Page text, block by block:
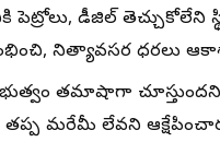
పెట్రోలు, డీజిల్ తెచ్చుకోలేని
నిత్యావసర ధరలు
తమాషాగా
మరేమీ లేవని